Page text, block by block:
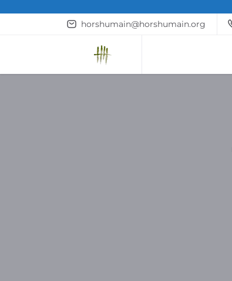
horshumain@horshumain.org